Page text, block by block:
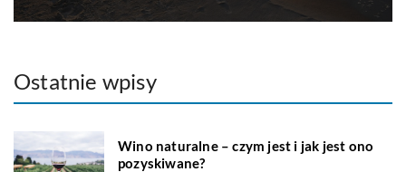
Ostatnie wpisy
Wino naturalne – czym jest i jak jest ono
pozyskiwane?